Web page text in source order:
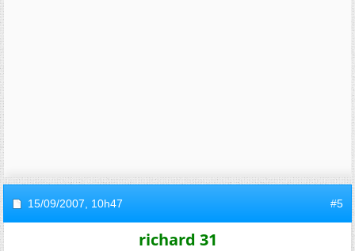
15/09/2007, 10h47 #5
richard 31